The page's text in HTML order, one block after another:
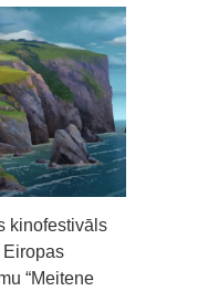
kinofestivāls
“Meitene